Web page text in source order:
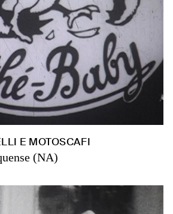
E MOTOSCAFI
(NA)